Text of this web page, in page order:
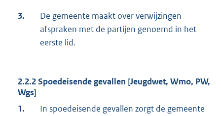
3.
De gemeente maakt over verwijzingen
afspraken met de partijen genoemd in het
eerste lid.
2.2.2 Spoedeisende gevallen [Jeugdwet, Wmo, PW,
Wgs]
1.
In spoedeisende gevallen zorgt de gemeente